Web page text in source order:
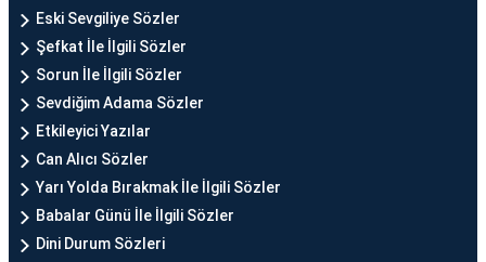
Eski Sevgiliye Sözler
Şefkat İle İlgili Sözler
Sorun İle İlgili Sözler
Sevdiğim Adama Sözler
Etkileyici Yazılar
Can Alıcı Sözler
Yarı Yolda Bırakmak İle İlgili Sözler
Babalar Günü İle İlgili Sözler
Dini Durum Sözleri